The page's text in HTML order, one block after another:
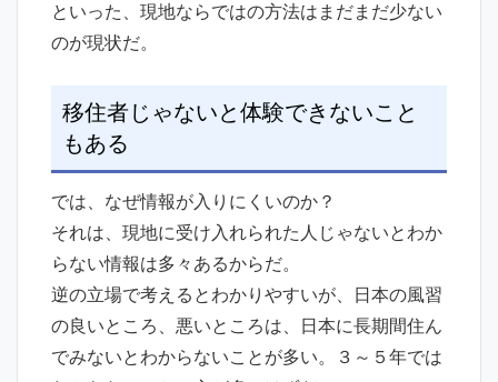
といった、現地ならではの方法はまだまだ少ない
のが現状だ。
移住者じゃないと体験できないこと
もある
では、なぜ情報が入りにくいのか？
それは、現地に受け入れられた人じゃないとわか
らない情報は多々あるからだ。
逆の立場で考えるとわかりやすいが、日本の風習
の良いところ、悪いところは、日本に長期間住ん
でみないとわからないことが多い。３～５年では